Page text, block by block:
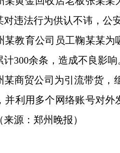
对违法行为供认不讳，公
某教育公司员工鞠某某为
计300余条，造成不良影
某商贸公司为引流带货，
并利用多个网络账号对
源：郑州晚报）